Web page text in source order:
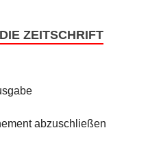
ZEITSCHRIFT
abzuschließen